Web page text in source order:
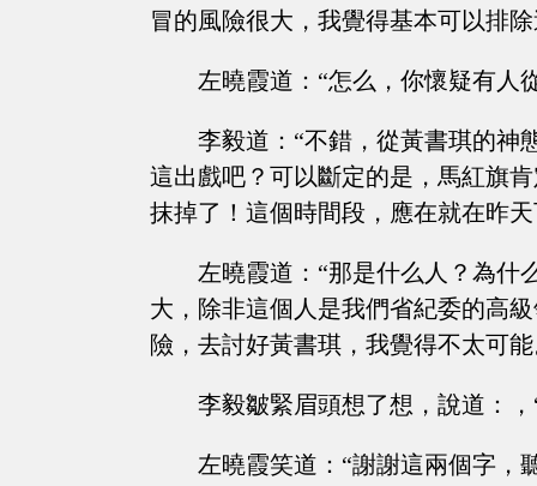
冒的風險很大，我覺得基本可以排
左曉霞道：“怎么，你懷疑有人
李毅道：“不錯，從黃書琪的神
這出戲吧？可以斷定的是，馬紅旗
抹掉了！這個時間段，應在就在昨
左曉霞道：“那是什么人？為什
大，除非這個人是我們省紀委的高
險，去討好黃書琪，我覺得不太可能
李毅皺緊眉頭想了想，說道：
左曉霞笑道：“謝謝這兩個字，